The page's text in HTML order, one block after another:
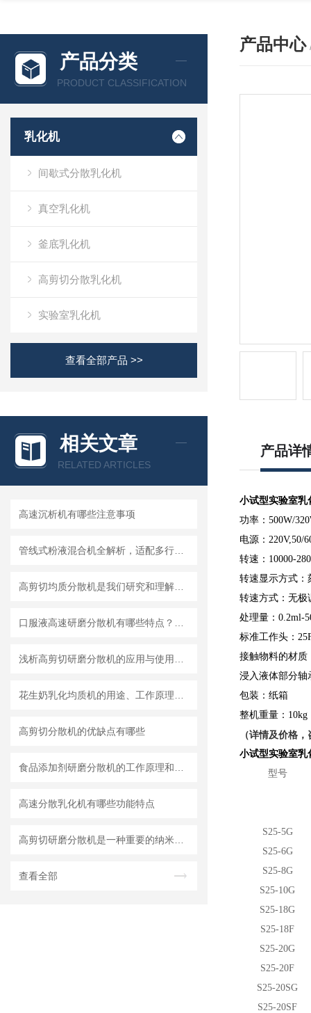
产品分类
PRODUCT CLASSIFICATION
乳化机
间歇式分散乳化机
真空乳化机
釜底乳化机
高剪切分散乳化机
实验室乳化机
查看全部产品 >>
相关文章
RELATED ARTICLES
高速沉析机有哪些注意事项
高剪切分散机的优缺点有哪些
高速分散乳化机有哪些功能特点
查看全部
产品中心
产品详
小试型实验室乳
功率：500W/
电源：220V,50/
转速：10000-
转速显示方式：
转速方式：无极
处理量：0.2ml-
标准工作头：
接触物料的材质
浸入液体部分轴
包装：纸箱
整机重量：10kg
（详情及价格
小试型实验室乳
型号
S25-5G
S25-6G
S25-8G
S25-10G
S25-18G
S25-18F
S25-20G
S25-20F
S25-20SG
S25-20SF